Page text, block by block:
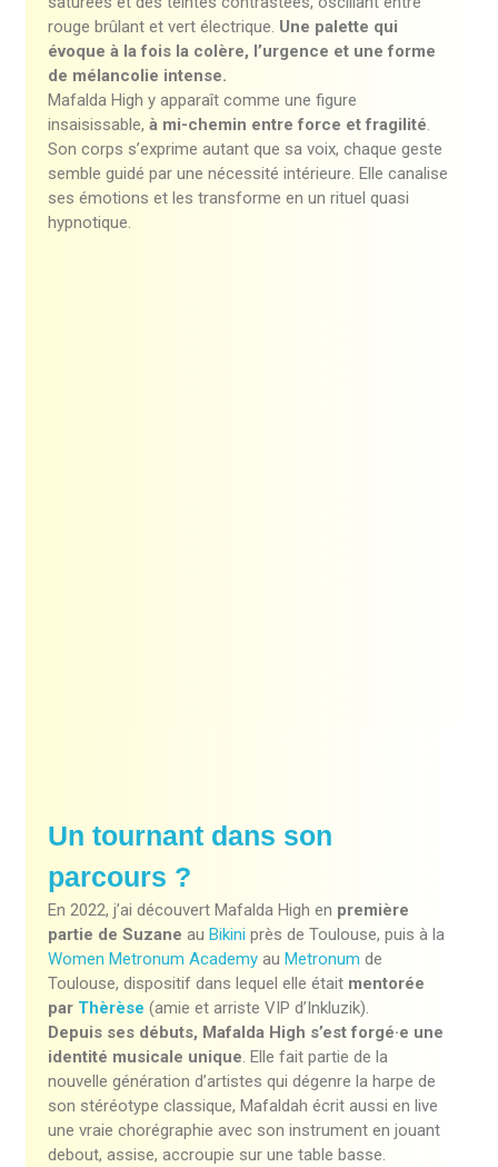
rouge brûlant et vert électrique. Une palette qui
évoque à la fois la colère, l’urgence et une forme
de mélancolie intense.
Mafalda High y apparaît comme une figure
insaisissable, à mi-chemin entre force et fragilité.
Son corps s’exprime autant que sa voix, chaque geste
semble guidé par une nécessité intérieure. Elle canalise
ses émotions et les transforme en un rituel quasi
hypnotique.
Un tournant dans son
parcours ?
En 2022, j’ai découvert Mafalda High en première
partie de Suzane auBikini près de Toulouse, puis à la
Women Metronum Academy auMetronum de
Toulouse, dispositif dans lequel elle était mentorée
par Thèrèse (amie et arriste VIP d’Inkluzik).
Depuis ses débuts, Mafalda High s’est forgé·e une
identité musicale unique. Elle fait partie de la
nouvelle génération d’artistes qui dégenre la harpe de
son stéréotype classique, Mafaldah écrit aussi en live
une vraie chorégraphie avec son instrument en jouant
debout, assise, accroupie sur une table basse.